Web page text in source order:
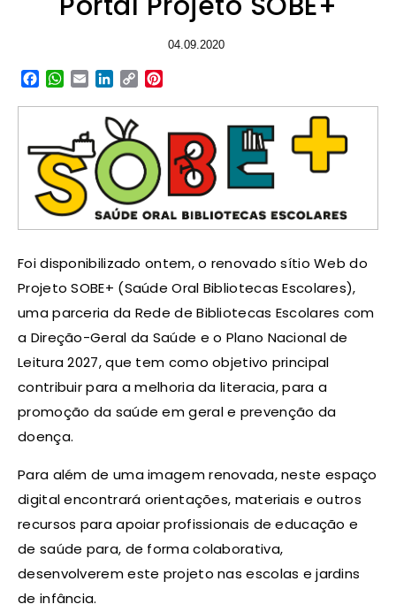
04.09.2020
Facebook
WhatsApp
EmailLinkedIn
Copy
Foi disponibilizado ontem, o renovado sítio Web do
Projeto SOBE+ (Saúde Oral Bibliotecas Escolares),
uma parceria da Rede de Bibliotecas Escolares com
a Direção-Geral da Saúde e o Plano Nacional de
Leitura 2027, que tem como objetivo principal
contribuir para a melhoria da literacia, para a
promoção da saúde em geral e prevenção da
doença.
Para além de uma imagem renovada, neste espaço
digital encontrará orientações, materiais e outros
recursos para apoiar profissionais de educação e
de saúde para, de forma colaborativa,
desenvolverem este projeto nas escolas e jardins
de infância.